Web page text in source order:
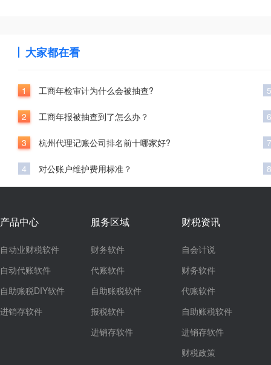
大家都在看
1 工商年检审计为什么会被抽查?
2 工商年报被抽查到了怎么办？
3 杭州代理记账公司排名前十哪家好?
4 对公账户维护费用标准？
5
6
7
8
产品中心
自动业财税软件
自动代账软件
自助账税DIY软件
进销存软件
服务区域
财务软件
代账软件
自助账税软件
报税软件
进销存软件
财税资讯
自会计说
财务软件
代账软件
自助账税软件
进销存软件
财税政策